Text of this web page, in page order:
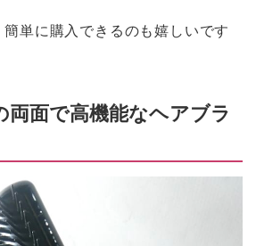
単に購入できるのも嬉しいです
両面で高機能なヘアブラ